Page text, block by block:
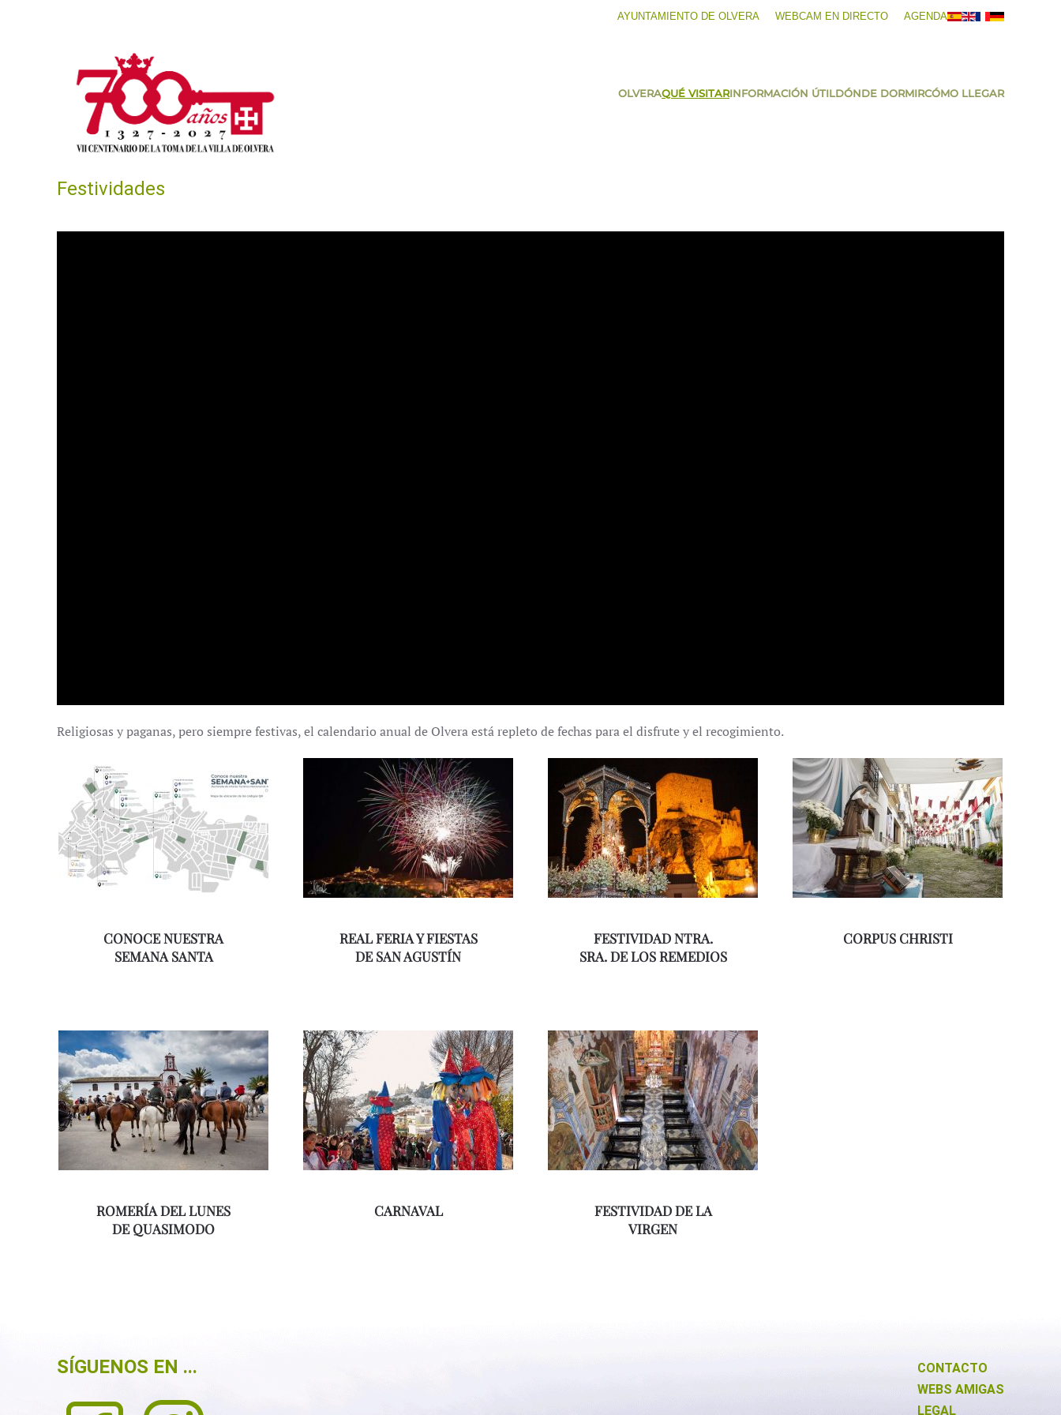
AYUNTAMIENTO DE OLVERA WEBCAM EN DIRECTO AGENDA
OLVERAQUÉ VISITARINFORMACIÓN ÚTILDÓNDE DORMIRCÓMO LLEGAR
Festividades
Religiosas y paganas, pero siempre festivas, el calendario anual de Olvera está repleto de fechas para el disfrute y el recogimiento.
CONOCE NUESTRA
SEMANA SANTA
REAL FERIA Y FIESTAS
DE SAN AGUSTÍN
FESTIVIDAD NTRA.
SRA. DE LOS REMEDIOS
CORPUS CHRISTI
ROMERÍA DEL LUNES
DE QUASIMODO
CARNAVAL
FESTIVIDAD DE LA
VIRGEN
SÍGUENOS EN ...
CONTACTO
WEBS AMIGAS
LEGAL